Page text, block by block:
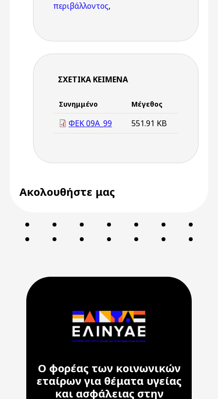
περιβάλλοντος,
ΣΧΕΤΙΚΆ ΚΕΊΜΕΝΑ
Συνημμένο Μέγεθος
ΦΕΚ 09A_99 551.91 KB
Ακολουθήστε μας
Ο φορέας των κοινωνικών
εταίρων για θέματα υγείας
και ασφάλειας στην